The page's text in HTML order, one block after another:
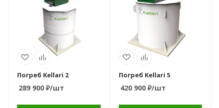
716х686х300
расположения
вертикальный
Вес, кг
Погреб Kellari 2
289 900 ₽/шт
1200*747*358
вертикальный
Гарантия
Вес, кг
350
Погреб Kellari 5
420 900₽/шт